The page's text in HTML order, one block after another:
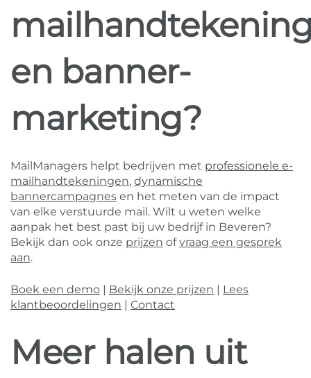
en banner-
marketing?
MailManagers helpt bedrijven met professionele e-
mailhandtekeningen, dynamische
bannercampagnes en het meten van de impact
van elke verstuurde mail. Wilt u weten welke
aanpak het best past bij uw bedrijf in Beveren?
Bekijk dan ook onze prijzen ofvraag een gesprek
aan.
Boek een demo Bekijk onze prijzen
Lees
klantbeoordelingen
Contact
Meer halen uit